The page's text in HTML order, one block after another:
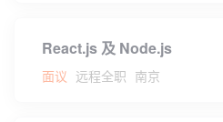
React.js 及 Node.js
面议 远程全职 南京